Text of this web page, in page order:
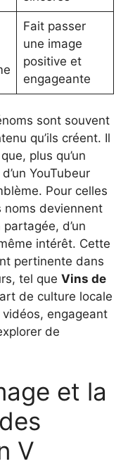
Fait passer
une image
positive et
engageante
sont souvent
qu’ils créent. Il
plus qu’un
YouTubeur
Pour celles
noms deviennent
d’un
intérêt. Cette
pertinente dans
tel que Vins de
de culture locale
engageant
de
et la
V